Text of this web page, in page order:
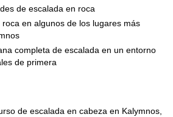
de escalada en roca
en algunos de los lugares más
completa de escalada en un entorno
de primera
de escalada en cabeza en Kalymnos,